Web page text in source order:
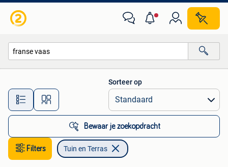
Alle afstanden…
Sorteer op
Bewaar je zoekopdracht
Filters Tuin en Terras